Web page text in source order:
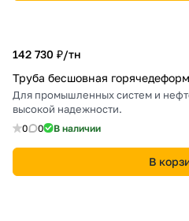
142 730 ₽/тн
Труба бесшовная
Для промышленных систем и
высокой надежности.
0 0 В наличии
В